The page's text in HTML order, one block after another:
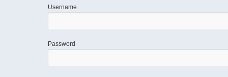
Username
Password